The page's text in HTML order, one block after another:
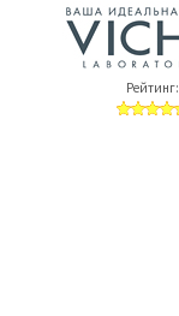
Рейтинг: